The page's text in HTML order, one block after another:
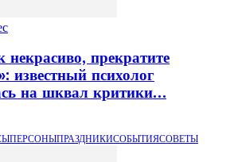
некрасиво, прекратите
известный психолог
на шквал критики…
ПЕРСОНЫПРАЗДНИКИСОБЫТИЯСОВЕТЫ